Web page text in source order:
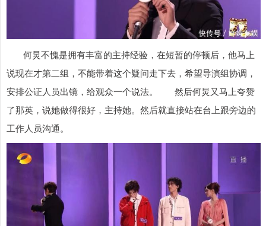
何炅不愧是拥有丰富的主持经验，在短暂的停顿后，他马上
说现在才第二组，不能带着这个疑问走下去，希望导演组协调，
安排公证人员出镜，给观众一个说法。 然后何炅又马上夸赞
了那英，说她做得很好，主持她。然后就直接站在台上跟旁边的
工作人员沟通。